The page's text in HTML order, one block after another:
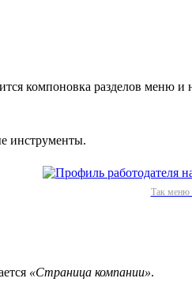
компоновка разделов меню
инструменты.
Так меню
«Страница компании».